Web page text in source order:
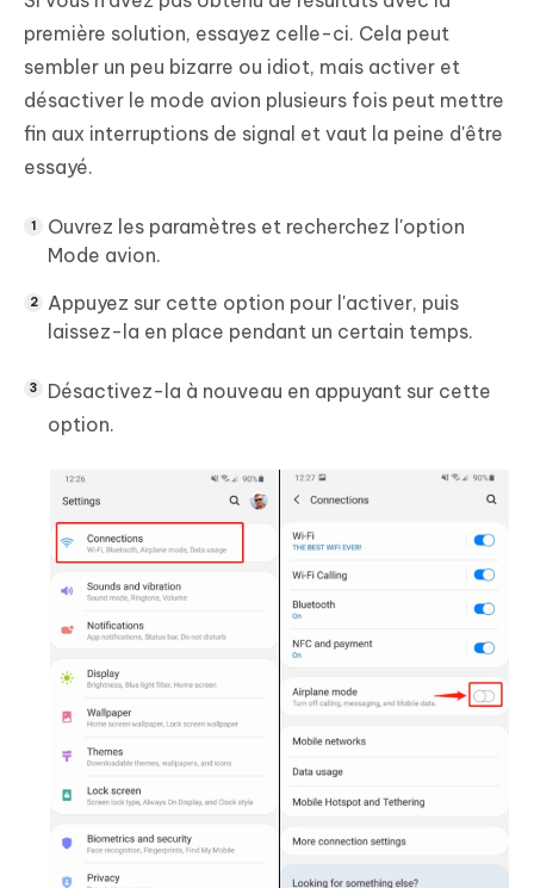
première solution, essayez celle-ci. Cela peut
sembler un peu bizarre ou idiot, mais activer et
désactiver le mode avion plusieurs fois peut mettre
fin aux interruptions de signal et vaut la peine d'être
essayé.
Ouvrez les paramètres et recherchez l'option
Mode avion.
Appuyez sur cette option pour l'activer, puis
laissez-la en place pendant un certain temps.
Désactivez-la à nouveau en appuyant sur cette
option.